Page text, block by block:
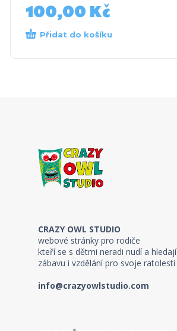
100,00 Kč
Přidat do košíku
CRAZY OWL STUDIO
webové stránky pro rodiče
kteří se s dětmi neradi nudí a hledají
zábavu i vzdělání pro svoje ratolesti
info@crazyowlstudio.com